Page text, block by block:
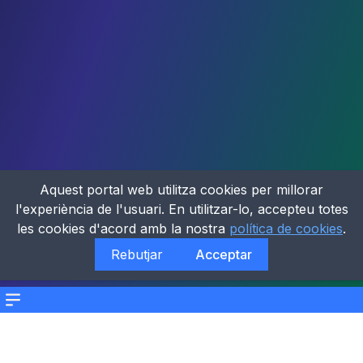
Menu
Aquest portal web utilitza cookies per millorar
l'experiència de l'usuari. En utilitzar-lo, accepteu totes
les cookies d'acord amb la nostra política de cookies.
Rebutjar
Acceptar